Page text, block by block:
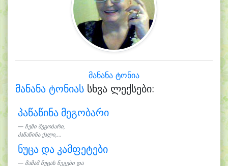
მანანა ტონია
მანანა ტონიას სხვა ლექსები:
პაწაწინა მეგობარი
ჩემი მეგობარი,
პაწაწინა ქალი,...
ნუცა და კამფეტები
მამამ ნუცას ნუგები და